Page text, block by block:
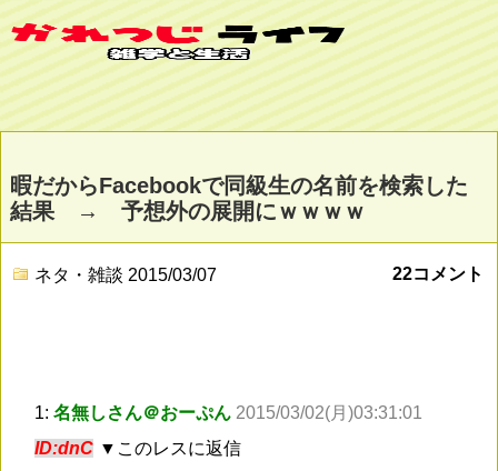
暇だからFacebookで同級生の名前を検索した
結果 → 予想外の展開にｗｗｗｗ
ネタ・雑談 2015/03/07 22コメント
1: 名無しさん＠おーぷん 2015/03/02(月)03:31:01
ID:dnC ▼このレスに返信